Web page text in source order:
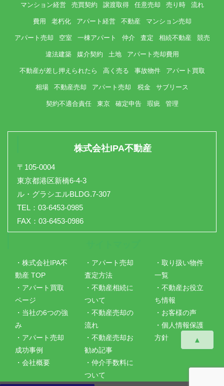
▲
マンション経営 売買契約 譲渡取得 任意売却 売り時 流れ
費用 老朽化 アパート経営 不動産 マンション売却
アパート売却 空室 一棟アパート 仲介 査定 相続不動産 競売
違法建築 媒介契約 土地 アパート売却費用
不動産が差し押えられたら 高く売る 事故物件 アパート買取
相場 不動産売却 アパート売却 税金 サブリース
契約不適合責任 東京 確定申告 瑕疵 管理
株式会社IPA不動産
〒105-0004
東京都港区新橋6-4-3
ル・グラシエルBLDG.7-307
TEL：03-6453-0985
FAX：03-6453-0986
・株式会社IPA不
動産 TOP
・アパート買取
ページ
・当社の6つの強
み
・アパート売却
成功事例
・会社概要
・アパート売却
査定方法
・不動産相続に
ついて
・不動産売却の
流れ
・不動産売却お
勧め記事
・仲介手数料に
ついて
・取り扱い物件
一覧
・不動産お役立
ち情報
・お客様の声
・個人情報保護
方針